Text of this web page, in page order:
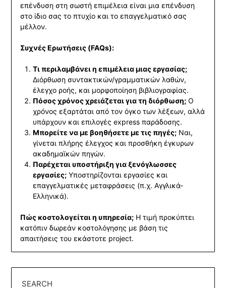
επένδυση στη σωστή επιμέλεια είναι μια επένδυση
στο ίδιο σας το πτυχίο και το επαγγελματικό σας
μέλλον.
Συχνές Ερωτήσεις (FAQs):
Τι περιλαμβάνει η επιμέλεια μιας εργασίας;
Διόρθωση συντακτικών/γραμματικών λαθών,
έλεγχο ροής, και μορφοποίηση βιβλιογραφίας.
Πόσος χρόνος χρειάζεται για τη διόρθωση;Ο
χρόνος εξαρτάται από τον όγκο των λέξεων, αλλά
υπάρχουν και επιλογές express παράδοσης.
Μπορείτε να με βοηθήσετε με τις πηγές;Ναι,
γίνεται πλήρης έλεγχος και προσθήκη έγκυρων
ακαδημαϊκών πηγών.
Παρέχεται υποστήριξη για ξενόγλωσσες
εργασίες;Υποστηρίζονται εργασίες και
επαγγελματικές μεταφράσεις (π.χ. Αγγλικά-
Ελληνικά).
Πώς κοστολογείται η υπηρεσία;Η τιμή προκύπτει
κατόπιν δωρεάν κοστολόγησης με βάση τις
απαιτήσεις του εκάστοτε project.
SEARCH